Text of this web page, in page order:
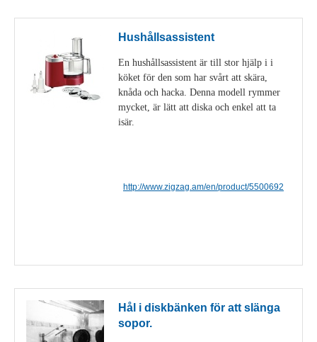
Hushållsassistent
En hushållsassistent är till stor hjälp i i
köket för den som har svårt att skära,
knåda och hacka. Denna modell rymmer
mycket, är lätt att diska och enkel att ta
isär.
http://www.zigzag.am/en/product/5500692
Hål i diskbänken för att slänga
sopor.